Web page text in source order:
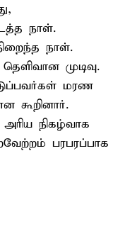
நாள்.
நாள்.
முடிவு.
மரண
கூறினார்.
நிகழ்வாக
பரபரப்பாக